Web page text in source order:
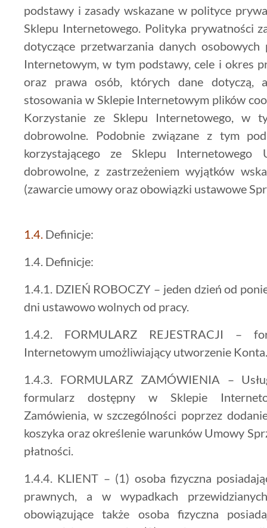
podstawy i zasady wskazane w polityce
Sklepu Internetowego. Polityka prywatności
dotyczące przetwarzania danych
Internetowym, w tym podstawy, cele i okres
oraz prawa osób, których dane dotyczą,
stosowania w Sklepie Internetowym plików
Korzystanie ze Sklepu Internetowego, w
dobrowolne. Podobnie związane z tym
korzystającego ze Sklepu Internetowego
dobrowolne, z zastrzeżeniem wyjątków
(zawarcie umowy oraz obowiązki ustawowe
1.4. Definicje:
1.4. Definicje:
1.4.1. DZIEŃ ROBOCZY – jeden dzień od
dni ustawowo wolnych od pracy.
1.4.2. FORMULARZ REJESTRACJI –
Internetowym umożliwiający utworzenie
1.4.3. FORMULARZ ZAMÓWIENIA –
formularz dostępny w Sklepie
Zamówienia, w szczególności poprzez
koszyka oraz określenie warunków Umowy
płatności.
1.4.4. KLIENT – (1) osoba fizyczna
prawnych, a w wypadkach
obowiązujące także osoba fizyczna